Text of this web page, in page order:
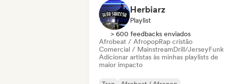
Herbiarz
Playlist
> 600 feedbacks enviados
Afrobeat / AfropopRap cristão
Comercial / MainstreamDrill/JerseyFunk
Adicionar artistas às minhas playlists de
maior impacto